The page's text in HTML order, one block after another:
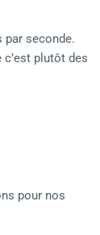
par seconde.
plutôt des
pour nos